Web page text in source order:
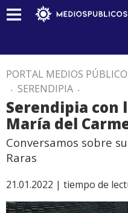
PORTAL MEDIOS
. SERENDIPIA .
Serendipia con
María del
Conversamos sobre
Raras
21.01.2022 | tiempo de